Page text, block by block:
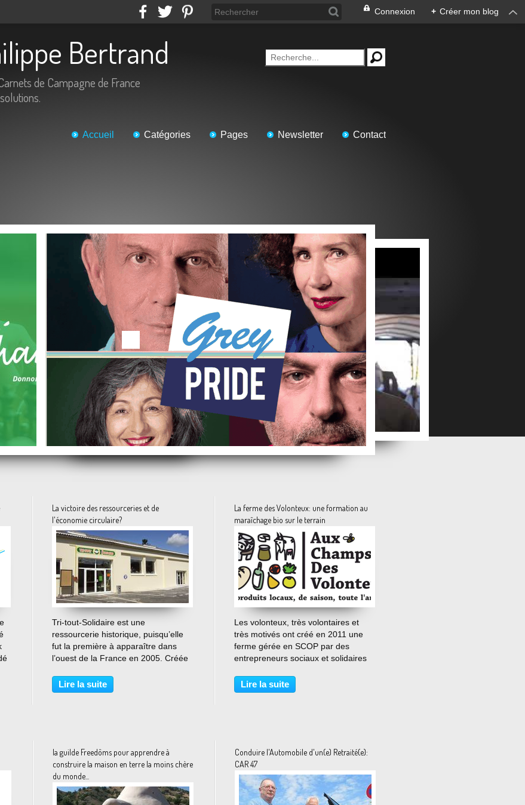
Connexion + Créer mon blog
Bertrand
de Campagne de France
Accueil Catégories Pages Newsletter Contact
Le site du Made in France
Quand un chef d'entreprise vole au secours des enfants des quartiers prioritaires
Ethi'Kdo, la carte d'achat en ligne des produits solidaires et responsables
libre de droits.
La vidéo du mois: Je ne rends pas mon tablier
La renaissance des centres villes: Bed in Shop
Circouleur, la peinture recyclée et écologique
Des formations à la construction durable en ligne et gratuites
Les vieux et le sexe, le tabou
La victoire des ressourceries et de
l'économie circulaire?
…
Tri-tout-Solidaire est une
ressourcerie historique, puisqu’elle
fut la première à apparaître dans
l’ouest de la France en 2005. Créée
salariés, l’association signe
rapidement un partenariat avec
Lire la suite
La ferme des Volonteux: une formation au
maraîchage bio sur le terrain
…
Les volonteux, très volontaires et
très motivés ont créé en 2011 une
ferme gérée en SCOP par des
entrepreneurs sociaux et solidaires
mise en activité de cette ferme des
volonteux, 12 personnes se sont
Lire la suite
la guilde Freedôms pour apprendre à
construire la maison en terre la moins chère
du monde...
Conduire l'Automobile d'un(e) Retraité(e):
CAR 47